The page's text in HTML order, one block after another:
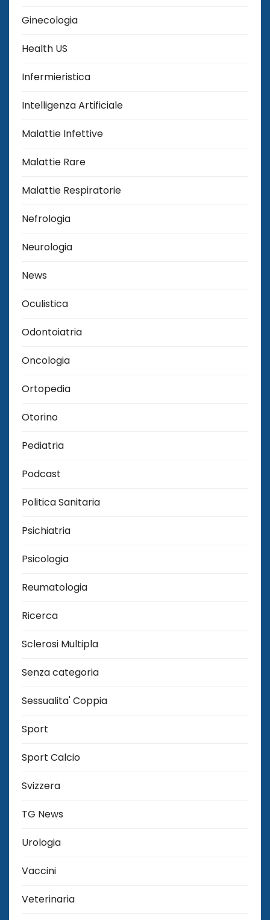
Ginecologia
Health US
Infermieristica
Intelligenza Artificiale
Malattie Infettive
Malattie Rare
Malattie Respiratorie
Nefrologia
Neurologia
News
Oculistica
Odontoiatria
Oncologia
Ortopedia
Otorino
Pediatria
Podcast
Politica Sanitaria
Psichiatria
Psicologia
Reumatologia
Ricerca
Sclerosi Multipla
Senza categoria
Sessualita' Coppia
Sport
Sport Calcio
Svizzera
TG News
Urologia
Vaccini
Veterinaria